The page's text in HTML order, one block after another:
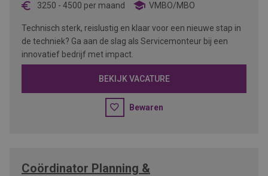
3250 - 4500 per maand VMBO/MBO
Technisch sterk, reislustig en klaar voor een nieuwe stap in
de techniek? Ga aan de slag als Servicemonteur bij een
innovatief bedrijf met impact.
BEKIJK VACATURE
Bewaren
Coördinator Planning &